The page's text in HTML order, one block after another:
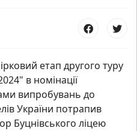
етап другого туру
в номінації
випробувань до
України потрапив
Буцнівського ліцею